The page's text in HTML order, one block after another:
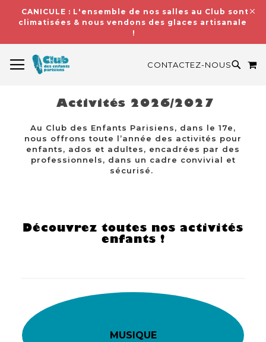
CANICULE : L'ensemble de nos salles au Club sont
climatisées & nous vendons des glaces artisanales
!
CONTACTEZ-NOUS
Activités 2026/2027
Au Club des Enfants Parisiens, dans le 17e,
nous offrons toute l’année des activités pour
enfants, ados et adultes, encadrées par des
professionnels, dans un cadre convivial et
sécurisé.
Découvrez toutes nos activités
enfants !
MUSIQUE